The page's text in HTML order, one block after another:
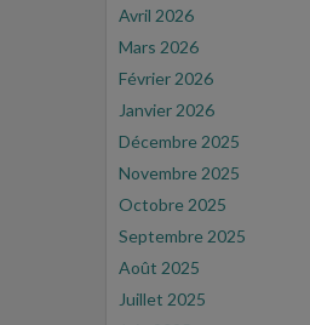
Avril 2026
Mars 2026
Février 2026
Janvier 2026
Décembre 2025
Novembre 2025
Octobre 2025
Septembre 2025
Août 2025
Juillet 2025